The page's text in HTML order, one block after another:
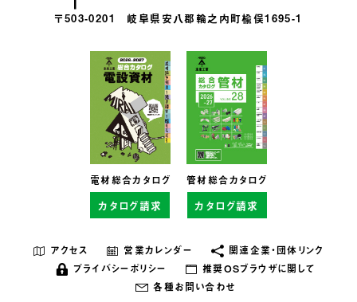
〒503-0201 岐阜県安八郡輪之内町楡俣1695-1
電材総合カタログ
カタログ請求
管材総合カタログ
カタログ請求
アクセス 営業カレンダー
関連企業・団体リンク
プライバシーポリシー
推奨OSブラウザに関して
各種お問い合わせ